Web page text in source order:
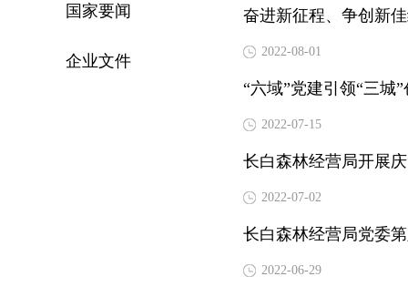
国家要闻
企业文件
奋进新征程、争创新
2022-08-01
“六域”党建引领“三城
2022-07-15
长白森林经营局开展
2022-07-02
长白森林经营局党委
2022-06-29